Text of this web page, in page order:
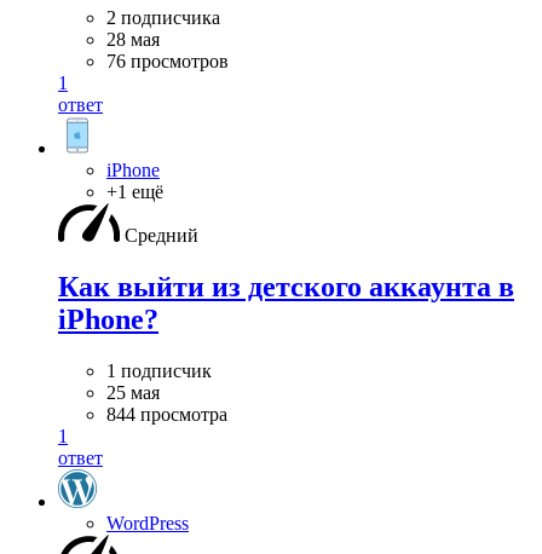
2 подписчика
28 мая
76 просмотров
1
ответ
iPhone
+1 ещё
Средний
Как выйти из детского аккаунта в
iPhone?
1 подписчик
25 мая
844 просмотра
1
ответ
WordPress